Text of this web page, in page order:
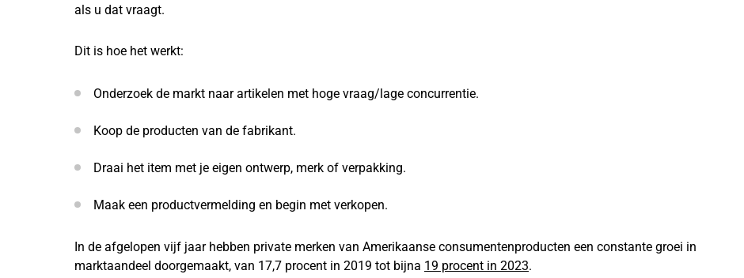
als u dat vraagt.
Dit is hoe het werkt:
Onderzoek de markt naar artikelen met hoge vraag/lage concurrentie.
Koop de producten van de fabrikant.
Draai het item met je eigen ontwerp, merk of verpakking.
Maak een productvermelding en begin met verkopen.
In de afgelopen vijf jaar hebben private merken van Amerikaanse consumentenproducten een constante groei in
marktaandeel doorgemaakt, van 17,7 procent in 2019 tot bijna 19 procent in 2023.